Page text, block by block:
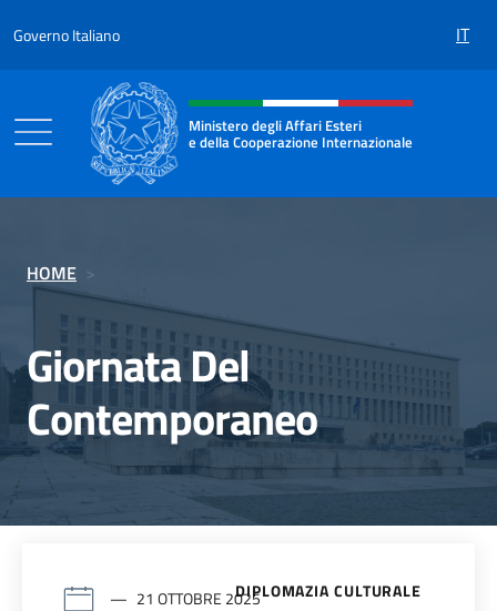
Governo Italiano IT
Intestazione sito, social e menù
Ministero degli Affari Esteri
e della Cooperazione Internazionale
HOME >
Giornata Del
Contemporaneo
DIPLOMAZIA CULTURALE
21 OTTOBRE 2025